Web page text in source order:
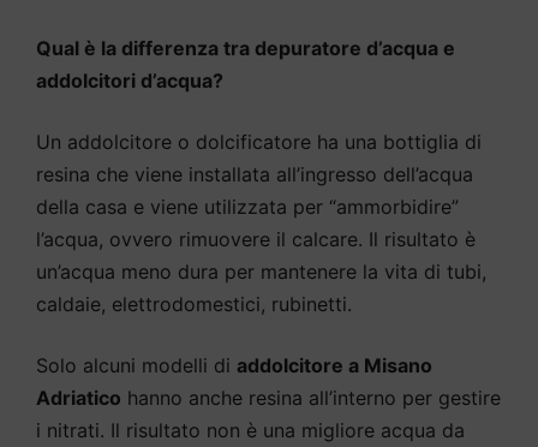
Qual è la differenza tra depuratore d’acqua e
addolcitori d’acqua?
Un addolcitore o dolcificatore ha una bottiglia di
resina che viene installata all’ingresso dell’acqua
della casa e viene utilizzata per “ammorbidire”
l’acqua, ovvero rimuovere il calcare. Il risultato è
un’acqua meno dura per mantenere la vita di tubi,
caldaie, elettrodomestici, rubinetti.
Solo alcuni modelli di addolcitore a Misano
Adriatico hanno anche resina all’interno per gestire
i nitrati. Il risultato non è una migliore acqua da